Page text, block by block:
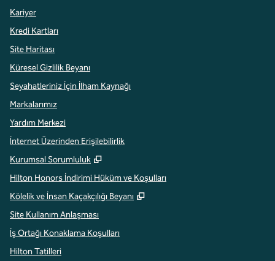
Kariyer
Kredi Kartları
Site Haritası
Küresel Gizlilik Beyanı
Seyahatleriniz İçin İlham Kaynağı
Markalarımız
Yardım Merkezi
İnternet Üzerinden Erişilebilirlik
Kurumsal Sorumluluk
,
Hilton Honors İndirimi Hüküm ve Koşulları
Kölelik ve İnsan Kaçakçılığı Beyanı
,
Site Kullanım Anlaşması
İş Ortağı Konaklama Koşulları
Hilton Tatilleri